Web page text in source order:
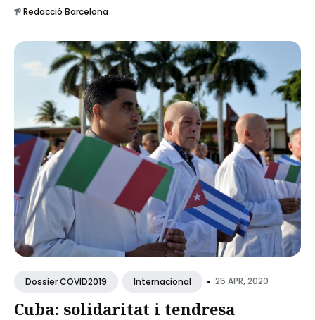
Redacció Barcelona
Dossier COVID2019 Internacional • 25 APR, 2020
Cuba: solidaritat i tendresa